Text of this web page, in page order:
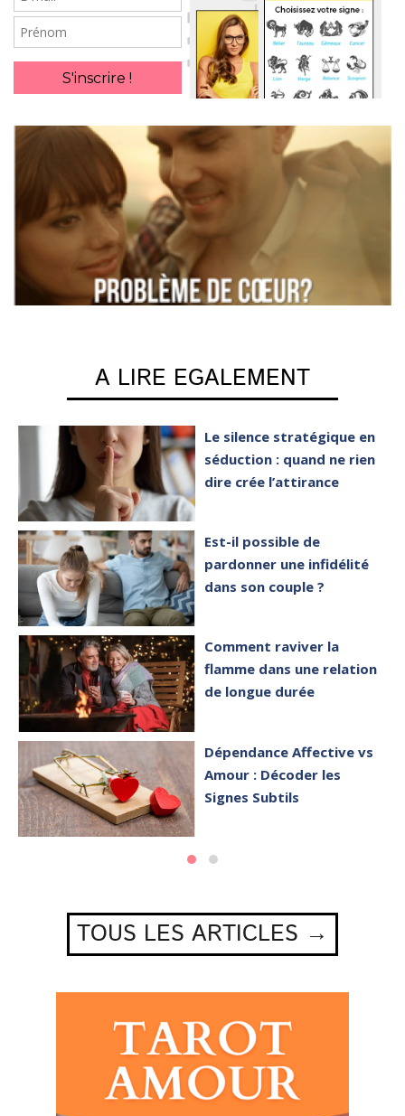
mail
Prénom
S'inscrire !
A LIRE EGALEMENT
Le silence stratégique en
séduction : quand ne rien
dire crée l’attirance
Est-il possible de
pardonner une infidélité
dans son couple ?
Comment raviver la
flamme dans une relation
de longue durée
Dépendance Affective vs
Amour : Décoder les
Signes Subtils
TOUS LES ARTICLES →